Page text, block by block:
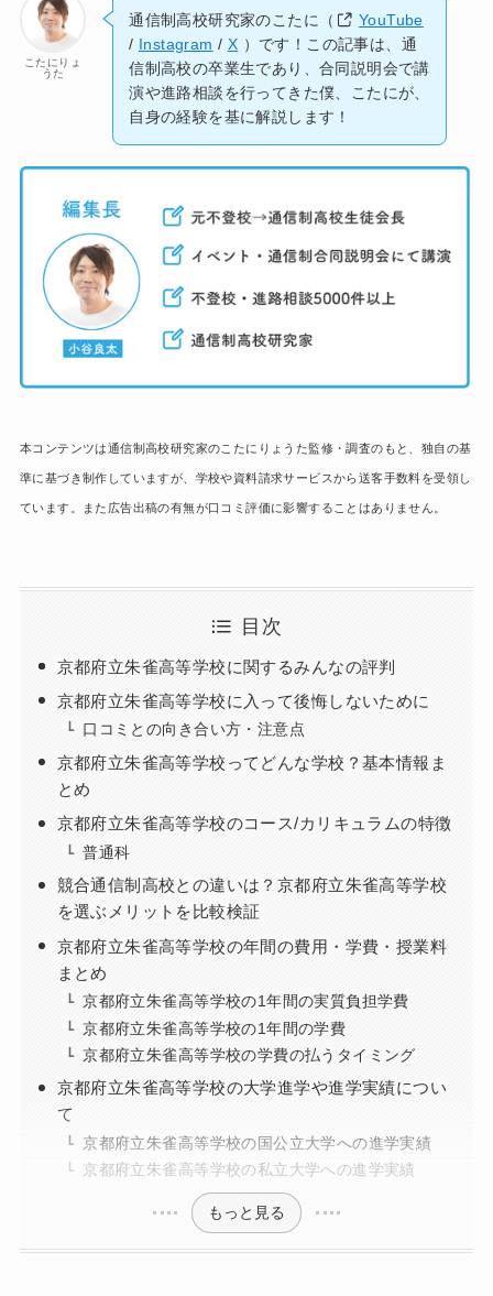
こたにりょ
うた
通信制高校研究家のこたに（
YouTube
/ Instagram / X ）です！この記事は、通
信制高校の卒業生であり、合同説明会で講
演や進路相談を行ってきた僕、こたにが、
自身の経験を基に解説します！
本コンテンツは通信制高校研究家のこたにりょうた監修・調査のもと、独自の基
準に基づき制作していますが、学校や資料請求サービスから送客手数料を受領し
ています。また広告出稿の有無が口コミ評価に影響することはありません。
目次
京都府立朱雀高等学校に関するみんなの評判
京都府立朱雀高等学校に入って後悔しないために
口コミとの向き合い方・注意点
京都府立朱雀高等学校ってどんな学校？基本情報ま
とめ
京都府立朱雀高等学校のコース/カリキュラムの特徴
普通科
競合通信制高校との違いは？京都府立朱雀高等学校
を選ぶメリットを比較検証
京都府立朱雀高等学校の年間の費用・学費・授業料
まとめ
京都府立朱雀高等学校の1年間の実質負担学費
京都府立朱雀高等学校の1年間の学費
京都府立朱雀高等学校の学費の払うタイミング
京都府立朱雀高等学校の大学進学や進学実績につい
て
京都府立朱雀高等学校の国公立大学への進学実績
京都府立朱雀高等学校の私立大学への進学実績
もっと見る